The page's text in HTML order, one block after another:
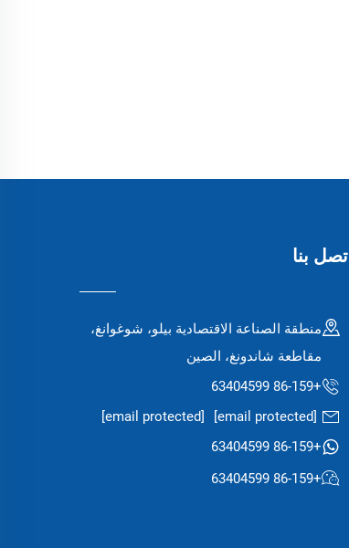
اتصل بنا
منطقة الصناعة الاقتصادية بيلو، شوغوانغ،
مقاطعة شاندونغ، الصين
+86-159 63404599
[email protected]
[email protected]
+86-159 63404599
+86-159 63404599